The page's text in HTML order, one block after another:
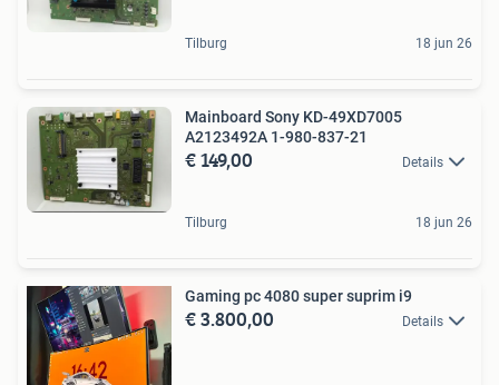
Tilburg 18 jun 26
Mainboard Sony KD-49XD7005
A2123492A 1-980-837-21
€ 149,00 Details
Tilburg 18 jun 26
Gaming pc 4080 super suprim i9
€ 3.800,00 Details